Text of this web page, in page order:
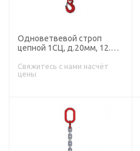
Одноветвевой строп
цепной 1СЦ, д.20мм, 12.5Г/
Свяжитесь с нами насчёт
цены